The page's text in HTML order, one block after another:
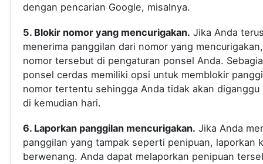
dengan pencarian Google, misalnya.
5. Blokir nomor yang mencurigakan. Jika Anda
menerima panggilan dari nomor yang
nomor tersebut di pengaturan ponsel Anda.
ponsel cerdas memiliki opsi untuk memblokir
nomor tertentu sehingga Anda tidak akan diganggu
di kemudian hari.
6. Laporkan panggilan mencurigakan. Jika Anda
panggilan yang tampak seperti penipuan, laporkan
berwenang. Anda dapat melaporkan penipuan